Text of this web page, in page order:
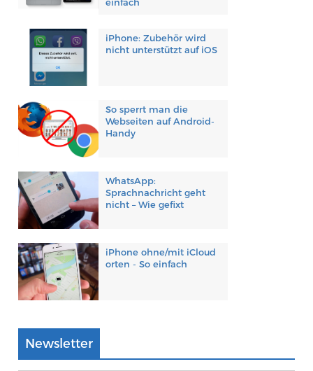
einfach
iPhone: Zubehör wird
nicht unterstützt auf iOS
So sperrt man die
Webseiten auf Android-
Handy
WhatsApp:
Sprachnachricht geht
nicht – Wie gefixt
iPhone ohne/mit iCloud
orten - So einfach
Newsletter